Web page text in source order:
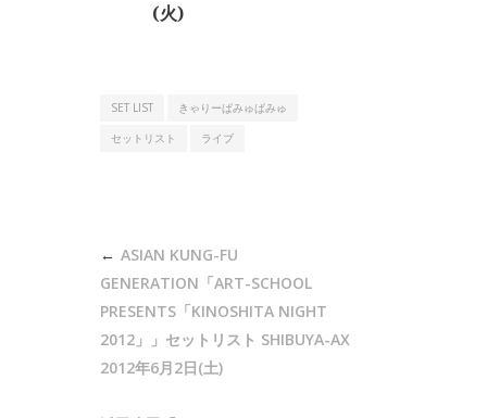
(火)
SET LIST
きゃりーぱみゅぱみゅ
セットリスト
ライブ
ASIAN KUNG-FU
GENERATION「ART-SCHOOL
PRESENTS「KINOSHITA NIGHT
2012」」セットリスト SHIBUYA-AX
2012年6月2日(土)